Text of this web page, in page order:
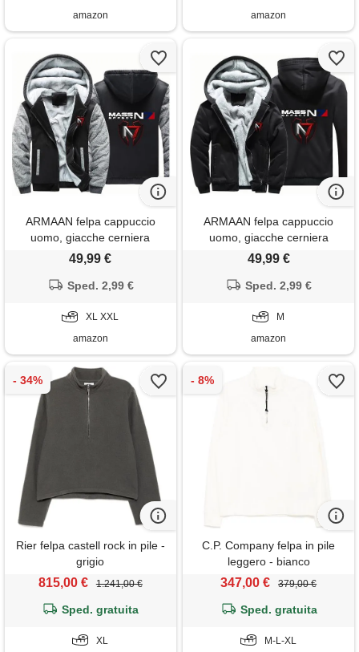
amazon
amazon
ARMAAN felpa cappuccio
uomo, giacche cerniera
foderate in pile per mass
spessi a maniche lunghe
cappuccio autunno-inverno
tasche, color c-x_l
49,99 €
Sped. 2,99 €
XL XXL
amazon
ARMAAN felpa cappuccio
uomo, giacche cerniera
foderate in pile per mass
spessi a maniche lunghe
cappuccio autunno-inverno
tasche, color e-m
49,99 €
Sped. 2,99 €
M
amazon
Rier felpa castell rock in pile -
grigio
815,00 € 1.241,00 €
Sped. gratuita
XL
C.P. Company felpa in pile
leggero - bianco
347,00 € 379,00 €
Sped. gratuita
M-L-XL